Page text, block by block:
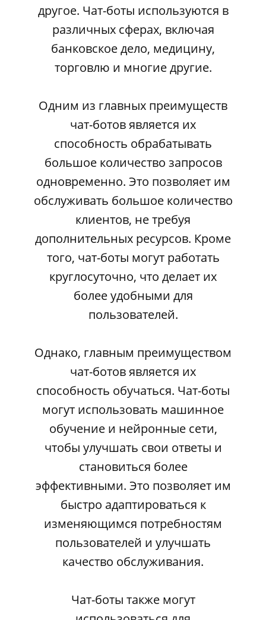
другое. Чат-боты используются в
различных сферах, включая
банковское дело, медицину,
торговлю и многие другие.
Одним из главных преимуществ
чат-ботов является их
способность обрабатывать
большое количество запросов
одновременно. Это позволяет им
обслуживать большое количество
клиентов, не требуя
дополнительных ресурсов. Кроме
того, чат-боты могут работать
круглосуточно, что делает их
более удобными для
пользователей.
Однако, главным преимуществом
чат-ботов является их
способность обучаться. Чат-боты
могут использовать машинное
обучение и нейронные сети,
чтобы улучшать свои ответы и
становиться более
эффективными. Это позволяет им
быстро адаптироваться к
изменяющимся потребностям
пользователей и улучшать
качество обслуживания.
Чат-боты также могут